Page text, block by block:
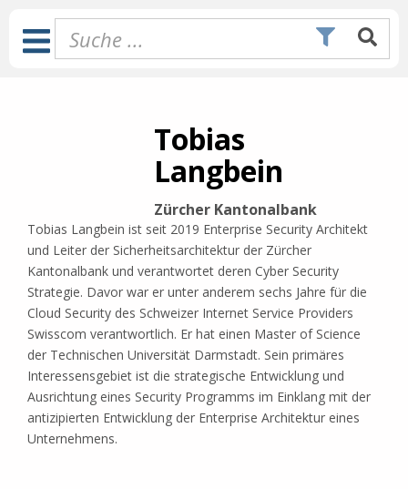
Inhalt
springen
Toggle
Navigation
Tobias
Langbein
Zürcher Kantonalbank
Tobias Langbein ist seit 2019 Enterprise Security Architekt
und Leiter der Sicherheitsarchitektur der Zürcher
Kantonalbank und verantwortet deren Cyber Security
Strategie. Davor war er unter anderem sechs Jahre für die
Cloud Security des Schweizer Internet Service Providers
Swisscom verantwortlich. Er hat einen Master of Science
der Technischen Universität Darmstadt. Sein primäres
Interessensgebiet ist die strategische Entwicklung und
Ausrichtung eines Security Programms im Einklang mit der
antizipierten Entwicklung der Enterprise Architektur eines
Unternehmens.